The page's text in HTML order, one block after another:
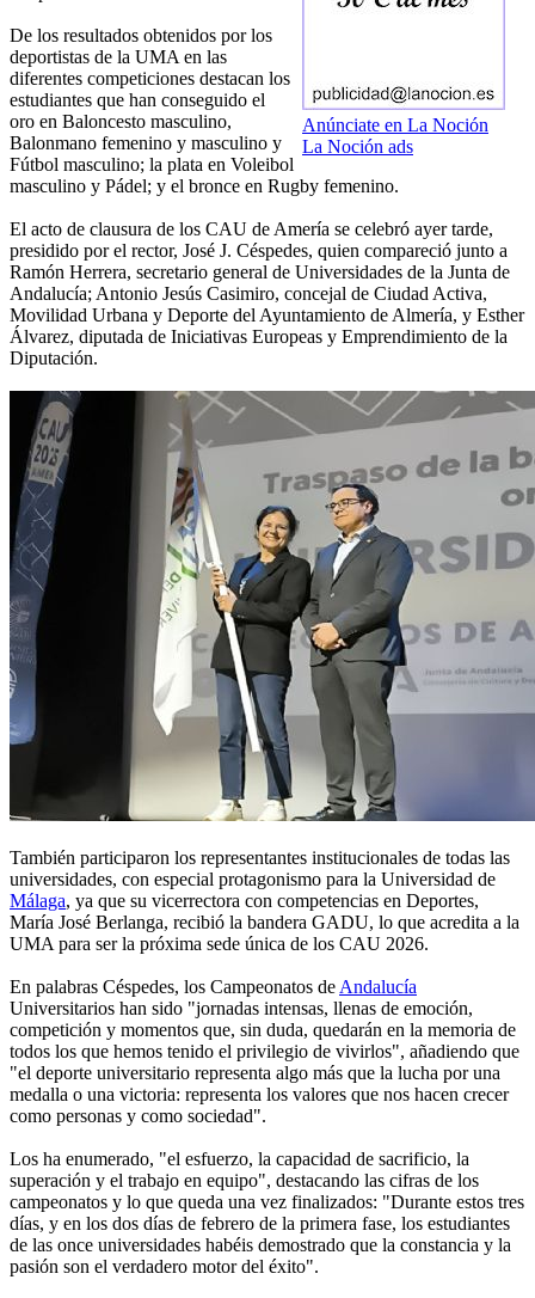
Anúnciate en La Noción
La Noción ads
De los resultados obtenidos por los
deportistas de la UMA en las
diferentes competiciones destacan los
estudiantes que han conseguido el
oro en Baloncesto masculino,
Balonmano femenino y masculino y
Fútbol masculino; la plata en Voleibol
masculino y Pádel; y el bronce en Rugby femenino.
El acto de clausura de los CAU de Amería se celebró ayer tarde,
presidido por el rector, José J. Céspedes, quien compareció junto a
Ramón Herrera, secretario general de Universidades de la Junta de
Andalucía; Antonio Jesús Casimiro, concejal de Ciudad Activa,
Movilidad Urbana y Deporte del Ayuntamiento de Almería, y Esther
Álvarez, diputada de Iniciativas Europeas y Emprendimiento de la
Diputación.
También participaron los representantes institucionales de todas las
universidades, con especial protagonismo para la Universidad de
Málaga, ya que su vicerrectora con competencias en Deportes,
María José Berlanga, recibió la bandera GADU, lo que acredita a la
UMA para ser la próxima sede única de los CAU 2026.
En palabras Céspedes, los Campeonatos de Andalucía
Universitarios han sido "jornadas intensas, llenas de emoción,
competición y momentos que, sin duda, quedarán en la memoria de
todos los que hemos tenido el privilegio de vivirlos", añadiendo que
"el deporte universitario representa algo más que la lucha por una
medalla o una victoria: representa los valores que nos hacen crecer
como personas y como sociedad".
Los ha enumerado, "el esfuerzo, la capacidad de sacrificio, la
superación y el trabajo en equipo", destacando las cifras de los
campeonatos y lo que queda una vez finalizados: "Durante estos tres
días, y en los dos días de febrero de la primera fase, los estudiantes
de las once universidades habéis demostrado que la constancia y la
pasión son el verdadero motor del éxito".